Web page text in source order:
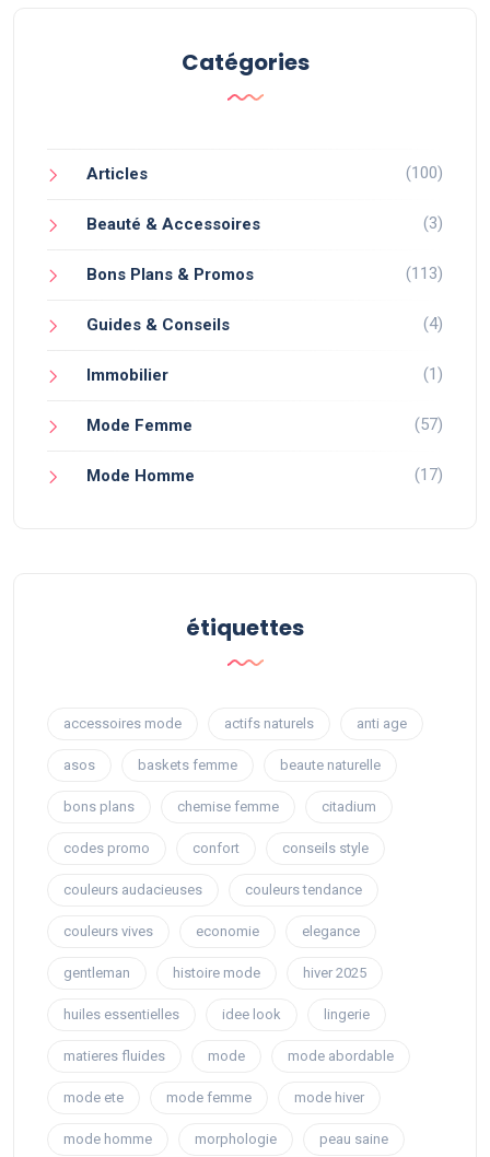
Catégories
Articles (100)
Beauté & Accessoires (3)
Bons Plans & Promos (113)
Guides & Conseils (4)
Immobilier (1)
Mode Femme (57)
Mode Homme (17)
étiquettes
accessoires mode actifs naturels anti age
asos baskets femme beaute naturelle
bons plans chemise femme citadium
codes promo confort conseils style
couleurs audacieuses couleurs tendance
couleurs vives economie elegance
gentleman histoire mode hiver 2025
huiles essentielles idee look lingerie
matieres fluides mode mode abordable
mode ete mode femme mode hiver
mode homme morphologie peau saine